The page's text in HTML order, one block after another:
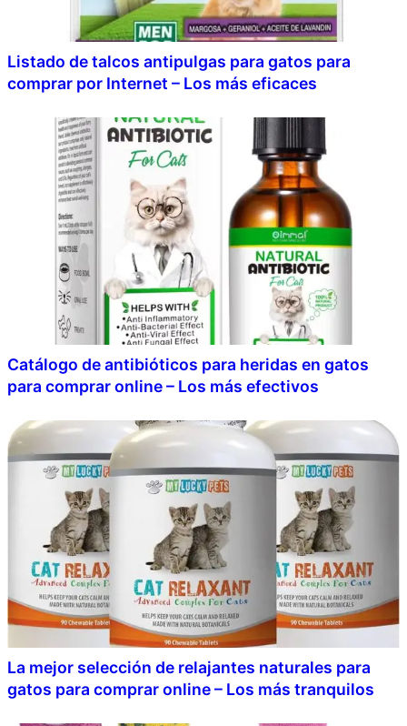
Listado de talcos antipulgas para gatos para
comprar por Internet – Los más eficaces
Catálogo de antibióticos para heridas en gatos
para comprar online – Los más efectivos
La mejor selección de relajantes naturales para
gatos para comprar online – Los más tranquilos